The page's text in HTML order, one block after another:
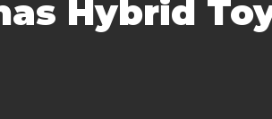
Hybrid